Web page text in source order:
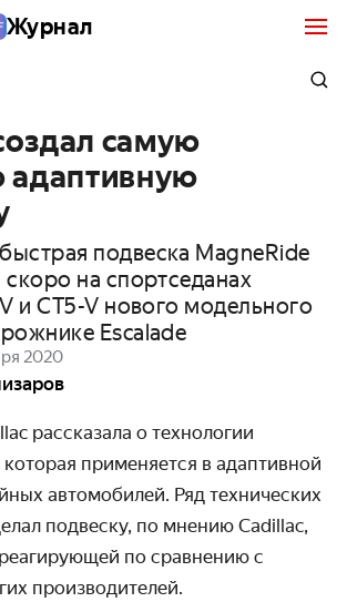
Журнал
самую
подвеска MagneRide
скоро на спортседанах
и CT5-V нового модельного
Escalade
2020
рассказала о технологии
применяется в адаптивной
авто­мобилей. Ряд технических
подвеску, по мнению Cadillac,
по срав­нению с
производителей.